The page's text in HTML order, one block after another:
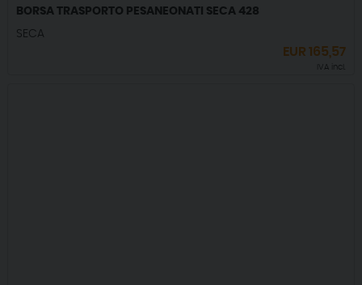
BORSA TRASPORTO PESANEONATI SECA 428
SECA
EUR165,57
IVA incl.